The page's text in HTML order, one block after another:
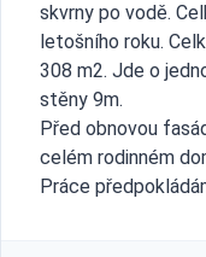
skvrny po vodě.
letošního roku.
308 m2. Jde o
stěny 9m.
Před obnovou
celém rodinném
Práce